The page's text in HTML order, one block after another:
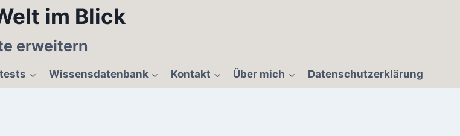
im Blick
erweitern
Wissensdatenbank Kontakt Über mich Datenschutzerklärung